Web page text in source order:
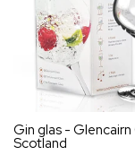
Gin glas -
Scotland